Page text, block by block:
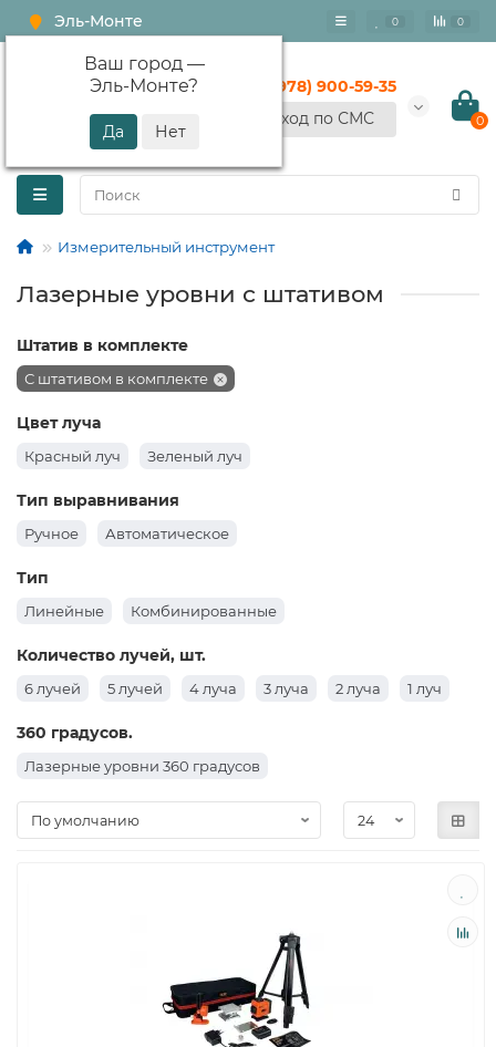
Эль-Монте
Ваш город —
Эль-Монте?
0 0
+7 (978) 900-59-35
Вход по СМС
0
Измерительный инструмент
Лазерные уровни с штативом
Штатив в комплекте
С штативом в комплекте
Цвет луча
Красный луч Зеленый луч
Тип выравнивания
Ручное Автоматическое
Тип
Линейные Комбинированные
Количество лучей, шт.
6 лучей 5 лучей 4 луча 3 луча 2 луча 1 луч
360 градусов.
Лазерные уровни 360 градусов